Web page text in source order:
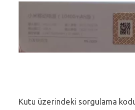
Kutu üzerindeki sorgulama kodu